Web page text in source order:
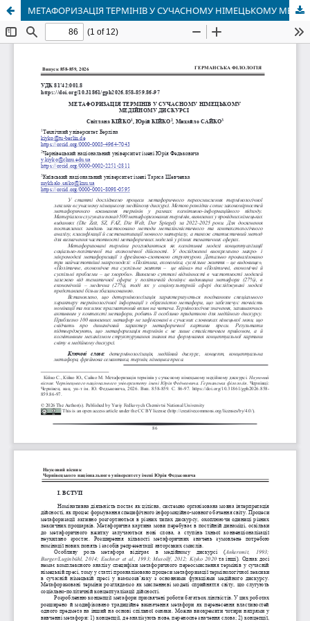
МЕТАФОРИЗАЦІЯ ТЕРМІНІВ У СУЧАСНОМУ НІМЕЦЬКОМУ МЕДІЙНОМУ ДИСКУРСІ